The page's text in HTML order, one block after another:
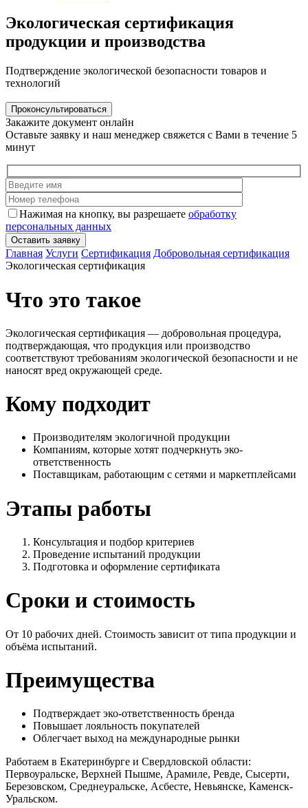
Экологическая сертификация
продукции и производства
Подтверждение экологической безопасности товаров и
технологий
Проконсультироваться
Закажите документ онлайн
Оставьте заявку и наш менеджер свяжется с Вами в течение 5
минут
Нажимая на кнопку, вы разрешаете обработку
персональных данных
Главная Услуги Сертификация Добровольная сертификация
Экологическая сертификация
Что это такое
Экологическая сертификация — добровольная процедура,
подтверждающая, что продукция или производство
соответствуют требованиям экологической безопасности и не
наносят вред окружающей среде.
Кому подходит
Производителям экологичной продукции
Компаниям, которые хотят подчеркнуть эко-
ответственность
Поставщикам, работающим с сетями и маркетплейсами
Этапы работы
Консультация и подбор критериев
Проведение испытаний продукции
Подготовка и оформление сертификата
Сроки и стоимость
От 10 рабочих дней. Стоимость зависит от типа продукции и
объёма испытаний.
Преимущества
Подтверждает эко-ответственность бренда
Повышает лояльность покупателей
Облегчает выход на международные рынки
Работаем в Екатеринбурге и Свердловской области:
Первоуральске, Верхней Пышме, Арамиле, Ревде, Сысерти,
Березовском, Среднеуральске, Асбесте, Невьянске, Каменск-
Уральском.